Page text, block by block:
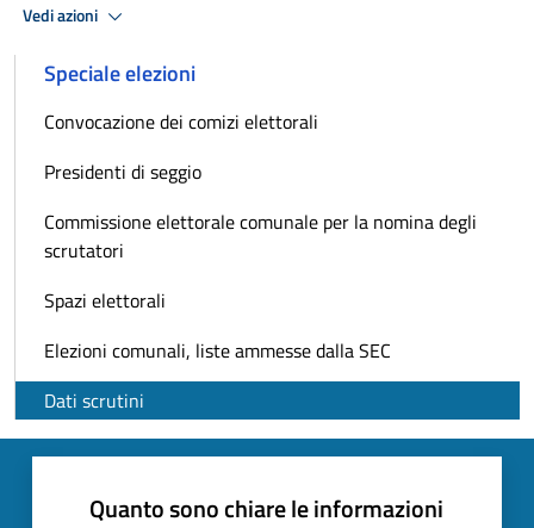
Vedi azioni
Speciale elezioni
Convocazione dei comizi elettorali
Presidenti di seggio
Commissione elettorale comunale per la nomina degli
scrutatori
Spazi elettorali
Elezioni comunali, liste ammesse dalla SEC
Dati scrutini
Quanto sono chiare le informazioni